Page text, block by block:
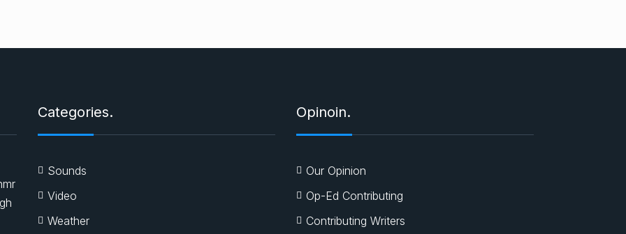
Categories.
Sounds
Video
Weather
Opinoin.
Our Opinion
Op-Ed Contributing
Contributing Writers